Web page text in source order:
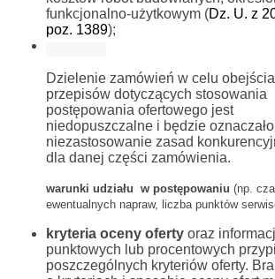
funkcjonalno-użytkowym (Dz. U. z
poz. 1389);
Dzielenie zamówień w celu obejścia
przepisów dotyczących stosowania
postępowania ofertowego jest
niedopuszczalne i będzie oznaczało
niezastosowanie zasad
dla danej części zamówienia.
warunki udziału w postępowaniu (np.
ewentualnych napraw, liczba punktów
kryteria oceny oferty oraz
punktowych lub procentowych
poszczególnych kryteriów oferty.